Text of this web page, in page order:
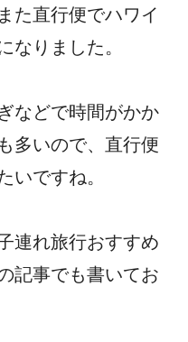
た直行便でハワイ
なりました。
などで時間がかか
多いので、直行便
いですね。
連れ旅行おすすめ
記事でも書いてお